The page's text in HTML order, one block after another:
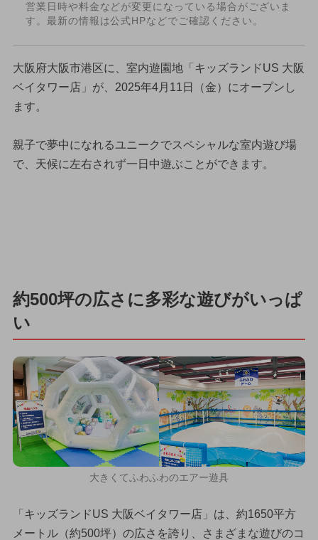
営業日時や料金などが変更になっている場合がございま
す。最新の情報は公式HPなどでご確認ください。
大阪府大阪市港区に、室内遊園地「キッズランドUS 大阪
ベイタワー店」が、2025年4月11日（金）にオープンし
ます。
親子で夢中になれるユニークでスペシャルな室内遊び場
で、天候に左右されず一日中遊ぶことができます。
約500坪の広さに多彩な遊びがいっぱ
い
大きくてふわふわのエアー遊具
「キッズランドUS 大阪ベイタワー店」は、約1650平方
メートル（約500坪）の広さを誇り、さまざまな遊びのコ